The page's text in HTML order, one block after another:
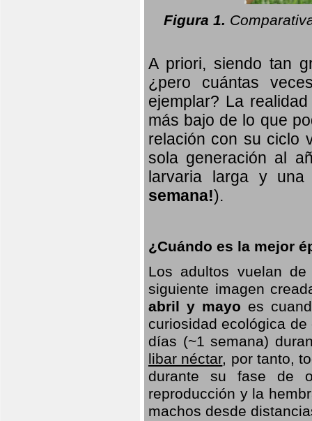
Figura 1.
A priori, siendo tan
¿pero cuántas
ejemplar? La
más bajo de lo que
relación con su ciclo
sola generación al
larvaria largay una
semana!).
¿Cuándo es la mejor
Los adultos vuelan
siguiente imagen
abril y mayo es
curiosidad ecológica
días (~1 semana)
libar néctar, por tanto,
durante su fase de
reproducción y la
machos desde